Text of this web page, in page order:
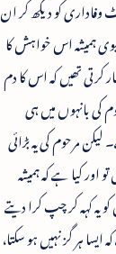
وفاداری کو دیکھ کر ان
ہمیشہ اس خواہش کا
کرتی تھیں کہ اس کا دم
کی بانہوں میں ہی
لیکن مرحوم کی یہ بڑائی
اور کیا ہے کہ ہمیشہ
یہ کہہ کر چپ کرا دیتے
ایسا ہر گز نہیں ہو سکتا،